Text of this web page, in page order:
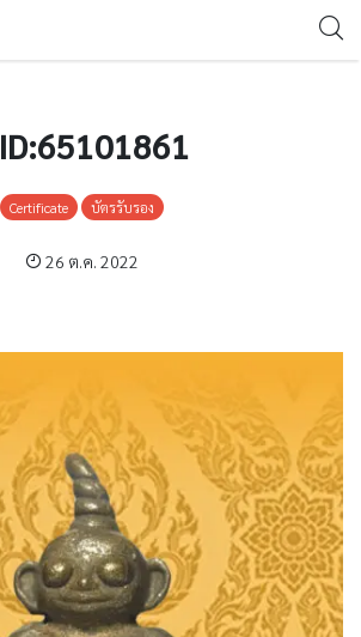
ID:65101861
Certificate บัตรรับรอง
26 ต.ค. 2022